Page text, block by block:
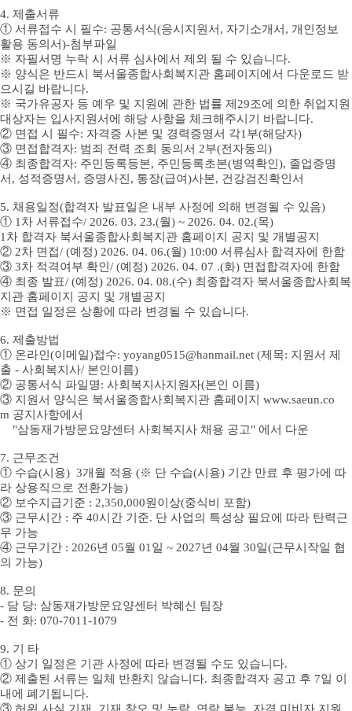
4. 제출서류
① 서류접수 시 필수: 공통서식(응시지원서 , 자기소개서 , 개인정보
활용 동의서)-첨부파일
※ 자필서명 누락 시 서류 심사에서 제외 될 수 있습니다.
※ 양식은 반드시 북서울종합사회복지관 홈페이지에서 다운로드 받
으시길 바랍니다.
※ 국가유공자 등 예우 및 지원에 관한 법률 제 29조에 의한 취업지원
대상자는 입사지원서에 해당 사항을 체크해주시기 바랍니다.
② 면접 시 필수: 자격증 사본 및 경력증명서 각1 부(해당자)
③ 면접합격자: 범죄 전력 조회 동의서 2부(전자동의 )
④ 최종합격자: 주민등록등본, 주민등록초본(병역확인 ), 졸업증명
서 , 성적증명서 , 증명사진 , 통장(급여)사본, 건강검진확인서
5. 채용일정(합격자 발표일은 내부 사정에 의해 변경될 수 있음)
① 1 차 서류접수/ 2026. 03. 23.(월) ~ 2026. 04. 02.(목)
1 차 합격자 북서울종합사회복지관 홈페이지 공지 및 개별공지
② 2차 면접/ (예정) 2026. 04. 06.(월) 10:00 서류심사 합격자에 한함
③ 3차 적격여부 확인 / (예정) 2026. 04. 07 .(화) 면접합격자에 한함
④ 최종 발표/ (예정) 2026. 04. 08.(수) 최종합격자 북서울종합사회복
지관 홈페이지 공지 및 개별공지
※ 면접 일정은 상황에 따라 변경될 수 있습니다.
6. 제출방법
① 온라인 (이메일)접수: yoyang0515@hanmail.net (제목: 지원서 제
출 - 사회복지사/ 본인이름)
② 공통서식 파일명: 사회복지사지원자(본인 이름)
③ 지원서 양식은 북서울종합사회복지관 홈페이지 www.saeun.co
m 공지사항에서
"삼동재가방문요양센터 사회복지사 채용 공고" 에서 다운
7. 근무조건
① 수습(시용) 3개월 적용 (※ 단 수습(시용) 기간 만료 후 평가에 따
라 상용직으로 전환가능)
② 보수지급기준 : 2,350,000원이상(중식비 포함)
③ 근무시간 : 주 40시간 기준. 단 사업의 특성상 필요에 따라 탄력근
무 가능
④ 근무기간 : 2026년 05월 01 일 ~ 2027년 04월 30일(근무시작일 협
의 가능)
8. 문의
- 담 당: 삼동재가방문요양센터 박혜신 팀장
- 전 화: 070-7011-1079
9. 기 타
① 상기 일정은 기관 사정에 따라 변경될 수도 있습니다.
② 제출된 서류는 일체 반환치 않습니다. 최종합격자 공고 후 7일 이
내에 폐기됩니다.